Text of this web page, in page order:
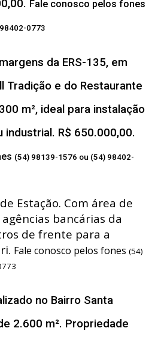
Fale conosco pelos fones
0773
da ERS-135, em
Tradição e do Restaurante
m², ideal para instalação
industrial. R$ 650.000,00.
(54) 98139-1576 ou (54) 98402-
Estação. Com área de
bancárias da
de frente para a
Fale conosco pelos fones (54)
no Bairro Santa
2.600 m². Propriedade